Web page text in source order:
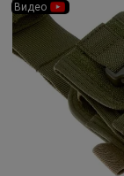
Видео